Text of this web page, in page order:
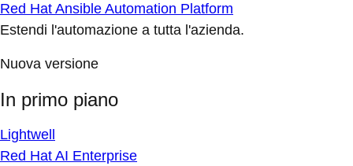
Red Hat Ansible Automation Platform
Estendi l'automazione a tutta l'azienda.
Nuova versione
In primo piano
Lightwell
Red Hat AI Enterprise